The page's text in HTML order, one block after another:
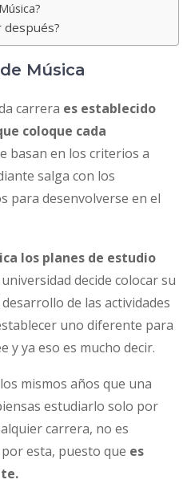
después?
Música
carrera es establecido
coloque cada
basan en los criterios a
salga con los
para desenvolverse en el
los planes de estudio
universidad decide colocar su
de las actividades
uno diferente para
y ya eso es mucho decir.
mismos años que una
estudiarlo solo por
carrera, no es
esta, puesto que es